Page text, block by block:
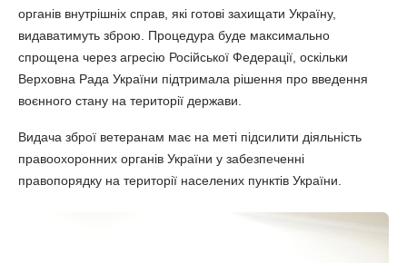
органів внутрішніх справ, які готові захищати Україну,
видаватимуть зброю. Процедура буде максимально
спрощена через агресію Російської Федерації, оскільки
Верховна Рада України підтримала рішення про введення
воєнного стану на території держави.
Видача зброї ветеранам має на меті підсилити діяльність
правоохоронних органів України у забезпеченні
правопорядку на території населених пунктів України.